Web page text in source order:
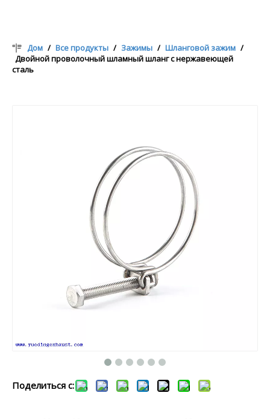
Дом / Все продукты / Зажимы / Шланговой зажим /
Двойной проволочный шламный шланг с нержавеющей
сталь
Поделиться с: